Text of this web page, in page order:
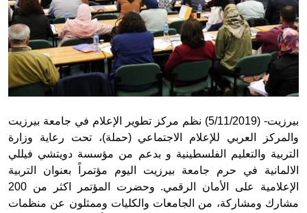
بيرزيت- (5/11/2019) نظم مركز تطوير الإعلام في جامعة بيرزيت
والمركز العربي للإعلام الاجتماعي (حملة)، تحت رعاية وزارة
التربية والتعليم الفلسطينية و بدعم من مؤسسة دويتشي فيللي
الالمانية في حرم جامعة بيرزيت اليوم مؤتمراً بعنوان التربية
الإعلامية على الأمان الرقمي. وحضرت المؤتمر اكثر من 200
مشارك ومشاركة، من الجامعات والكليات وممثلون عن منظمات